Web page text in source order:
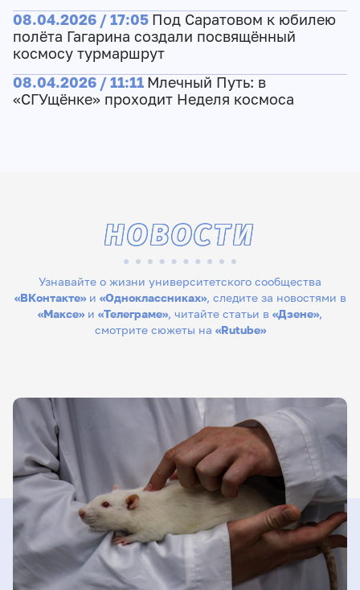
08.04.2026 / 17:05 Под Саратовом к юбилею
полёта Гагарина создали посвящённый
космосу турмаршрут
08.04.2026 / 11:11 Млечный Путь: в
«СГУщёнке» проходит Неделя космоса
Узнавайте о жизни университетского сообщества
«ВКонтакте»и «Одноклассниках», следите за новостями в
«Максе» и «Телеграме», читайте статьи в «Дзене»,
смотрите сюжеты на «Rutube»
НОВОСТИ